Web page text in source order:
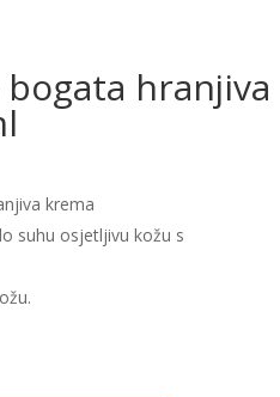
hranjiva
krema
suhu osjetljivu kožu s